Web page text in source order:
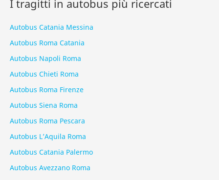
I tragitti in autobus più ricercati
Autobus Catania Messina
Autobus Roma Catania
Autobus Napoli Roma
Autobus Chieti Roma
Autobus Roma Firenze
Autobus Siena Roma
Autobus Roma Pescara
Autobus L’Aquila Roma
Autobus Catania Palermo
Autobus Avezzano Roma